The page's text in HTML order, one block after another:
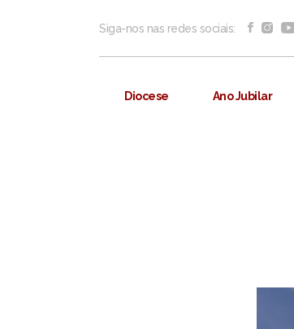
Siga-nos nas redes sociais:
Diocese Ano Jubilar